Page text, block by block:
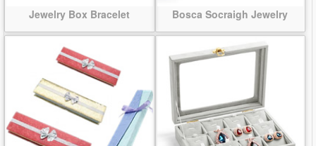
Jewelry Box Bracelet Bosca Socraigh Jewelry